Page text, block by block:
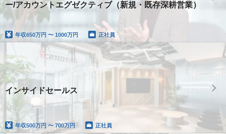
ー/アカウントエグゼクティブ（新規・既存深耕営業）
年収650万円 〜 1000万円 正社員
インサイドセールス
年収500万円 〜 700万円 正社員